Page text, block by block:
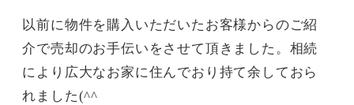
以前に物件を購入いただいたお客様からのご紹
介で売却のお手伝いをさせて頂きました。相続
により広大なお家に住んでおり持て余しておら
れました(^^ゞ